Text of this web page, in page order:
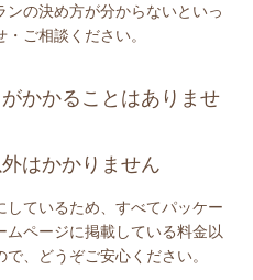
の決め方が分からないといっ
ご相談ください。
かかることはありませ
はかかりません
ているため、すべてパッケー
ページに掲載している料金以
、どうぞご安心ください。